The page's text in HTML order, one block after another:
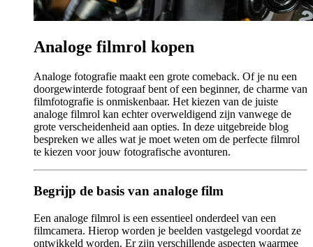
Analoge filmrol kopen
Analoge fotografie maakt een grote comeback. Of je nu een
doorgewinterde fotograaf bent of een beginner, de charme van
filmfotografie is onmiskenbaar. Het kiezen van de juiste
analoge filmrol kan echter overweldigend zijn vanwege de
grote verscheidenheid aan opties. In deze uitgebreide blog
bespreken we alles wat je moet weten om de perfecte filmrol
te kiezen voor jouw fotografische avonturen.
Begrijp de basis van analoge film
Een analoge filmrol is een essentieel onderdeel van een
filmcamera. Hierop worden je beelden vastgelegd voordat ze
ontwikkeld worden. Er zijn verschillende aspecten waarmee